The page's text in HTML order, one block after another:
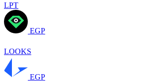
LPT
EGP
LOOKS
EGP